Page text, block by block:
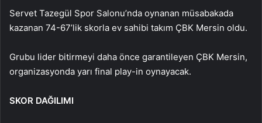
Servet Tazegül Spor Salonu’nda oynanan müsabakada
kazanan 74-67’lik skorla ev sahibi takım ÇBK Mersin oldu.
Grubu lider bitirmeyi daha önce garantileyen ÇBK Mersin,
organizasyonda yarı final play-in oynayacak.
SKOR DAĞILIMI